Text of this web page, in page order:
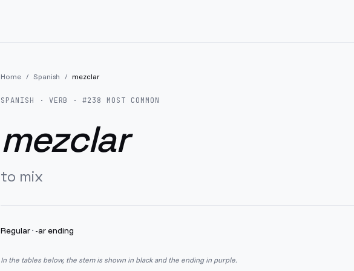
Home / Spanish / mezclar
SPANISH · VERB · #238 MOST COMMON
mezclar
to mix
Regular· -ar ending
In the tables below, the stem is shown in black and the ending in purple.